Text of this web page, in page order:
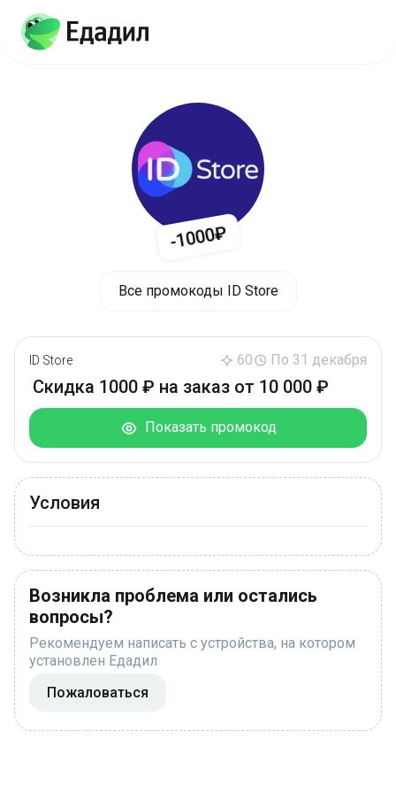
-1000₽
Все промокоды ID Store
ID Store 60 По 31 декабря
Скидка 1000 ₽ на заказ от 10 000 ₽
Показать промокод
Условия
Возникла проблема или остались
вопросы?
Рекомендуем написать с устройства, на котором
установлен Едадил
Пожаловаться